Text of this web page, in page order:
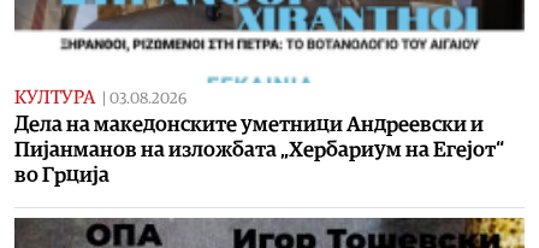
КУЛТУРА 03.08.2026
Дела на македонските уметници Андреевски и
Пијанманов на изложбата „Хербариум на Егејот“
во Грција